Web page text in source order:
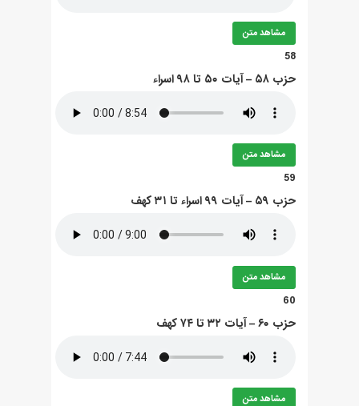
مشاهد متن
58
حزب ۵۸ – آيات ۵۰ تا ۹۸ اسراء
مشاهد متن
59
حزب ۵۹ – آيات ۹۹ اسراء تا ۳۱ کهف
مشاهد متن
60
حزب ۶۰ – آيات ۳۲ تا ۷۴ کهف
مشاهد متن